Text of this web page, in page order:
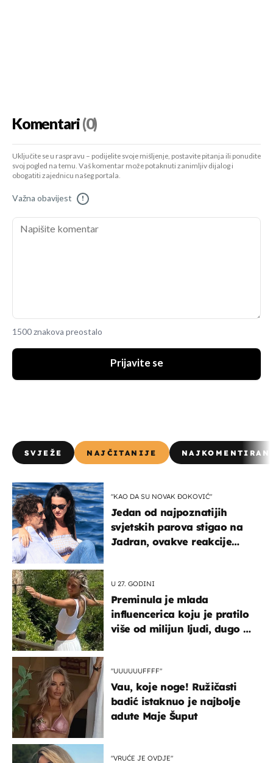
Komentari(0)
Uključite se u raspravu – podijelite svoje mišljenje, postavite pitanja ili ponudite
svoj pogled na temu. Vaš komentar može potaknuti zanimljiv dijalog i
obogatiti zajednicu našeg portala.
Važna obavijest !
1500 znakova preostalo
Prijavite se
SVJEŽE NAJČITANIJE
"KAO DA SU NOVAK ĐOKOVIĆ"
Jedan od najpoznatijih
svjetskih parova stigao na
Jadran, ovakve reakcije
U 27. GODINI
Preminula je mlada
influencerica koju je pratilo
više od milijun ljudi, dugo se
"UUUUUUFFFF"
Vau, koje noge! Ružičasti
badić istaknuo je najbolje
adute Maje Šuput
"VRUĆE JE OVDJE"